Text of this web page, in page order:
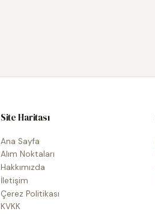
Site Haritası
Ana Sayfa
Alım Noktaları
Hakkımızda
İletişim
Çerez Politikası
KVKK